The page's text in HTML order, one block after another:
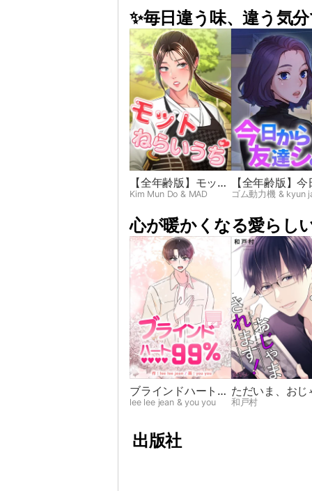
✨毎日違う味、違う気
【全年齢版】モット
ねらいうち➸♡
Kim Mun Do & MAD
【全年齢版】
ら友達シよ！
ゴム動力機 & kyun
心が暖かくなる愛らし
ブラインドハート
99％
lee lee jean & you you
ただいま、おじ
されます！
和戸村
出版社